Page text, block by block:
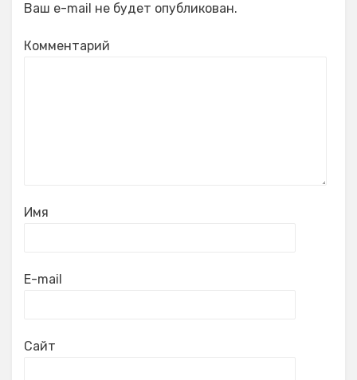
Ваш e-mail не будет опубликован.
Комментарий
Имя
E-mail
Сайт